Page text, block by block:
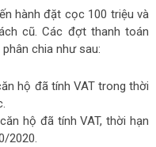
hành đặt cọc 100 triệu và
cũ. Các đợt thanh toán
chia như sau:
hộ đã tính VAT trong thời
hộ đã tính VAT, thời hạn
2020.